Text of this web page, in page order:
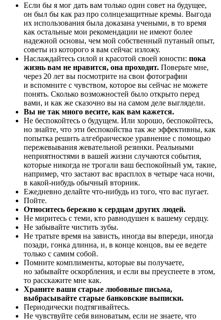
Если бы я мог дать вам только один совет на будущее,
он был бы как раз про солнцезащитные кремы. Выгода
их использования была доказана учеными, в то время
как остальные мои рекомендации не имеют более
надежной основы, чем мой собственный путаный опыт,
советы из которого я вам сейчас изложу.
Наслаждайтесь силой и красотой своей юности: пока
жизнь вам не нравится, она проходит. Поверьте мне,
через 20 лет вы посмотрите на свои фотографии
и вспомните с чувством, которое вы сейчас не можете
понять. Сколько возможностей было открыто перед
вами, и как же сказочно вы на самом деле выглядели.
Вы не так много весите, как вам кажется.
Не беспокойтесь о будущем. Или хорошо, беспокойтесь,
но знайте, что эти беспокойства так же эффективны, как
попытка решить алгебраическое уравнение с помощью
пережевывания жевательной резинки. Реальными
неприятностями в вашей жизни случаются события,
которые никогда не трогали ваш беспокойный ум, такие,
например, что застают вас врасплох в четыре часа ночи,
в какой-нибудь обычный вторник.
Ежедневно делайте что-нибудь из того, что вас пугает.
Пойте.
Относитесь бережно к сердцам других людей.
Не миритесь с теми, кто равнодушен к вашему сердцу.
Не забывайте чистить зубы.
Не тратьте время на зависть, иногда вы впереди, иногда
позади, гонка длинна, и, в конце концов, вы ее ведете
только с самим собой.
Помните комплименты, которые вы получаете,
но забывайте оскорбления, и если вы преуспеете в этом,
то расскажите мне как.
Храните ваши старые любовные письма,
выбрасывайте старые банковские выписки.
Периодически подтягивайтесь.
Не чувствуйте себя виноватым, если не знаете, что